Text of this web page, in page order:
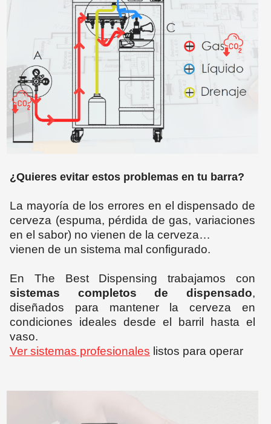
¿Quieres evitar estos problemas en tu barra?
La mayoría de los errores en el dispensado de
cerveza (espuma, pérdida de gas, variaciones
en el sabor) no vienen de la cerveza…
vienen de un sistema mal configurado.
En The Best Dispensing trabajamos con
sistemas completos de dispensado,
diseñados para mantener la cerveza en
condiciones ideales desde el barril hasta el
vaso.
Ver sistemas profesionales listos para operar